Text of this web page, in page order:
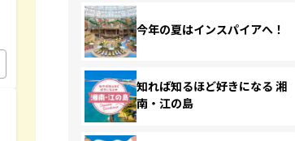
今年の夏はインスパイアへ！
知れば知るほど好きになる 湘
南・江の島